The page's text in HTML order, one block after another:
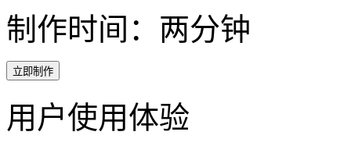
制作时间：两分钟
立即制作
用户使用体验